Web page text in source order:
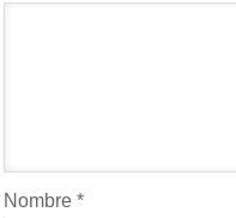
Nombre *